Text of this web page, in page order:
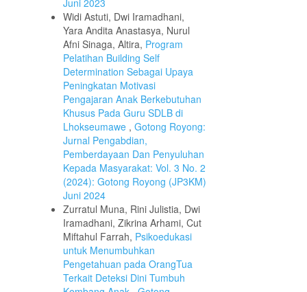
Juni 2023
Widi Astuti, Dwi Iramadhani,
Yara Andita Anastasya, Nurul
Afni Sinaga, Altira, Program
Pelatihan Building Self
Determination Sebagai Upaya
Peningkatan Motivasi
Pengajaran Anak Berkebutuhan
Khusus Pada Guru SDLB di
Lhokseumawe ,Gotong Royong:
Jurnal Pengabdian,
Pemberdayaan Dan Penyuluhan
Kepada Masyarakat: Vol. 3 No. 2
(2024): Gotong Royong (JP3KM)
Juni 2024
Zurratul Muna, Rini Julistia, Dwi
Iramadhani, Zikrina Arhami, Cut
Miftahul Farrah, Psikoedukasi
untuk Menumbuhkan
Pengetahuan pada OrangTua
Terkait Deteksi Dini Tumbuh